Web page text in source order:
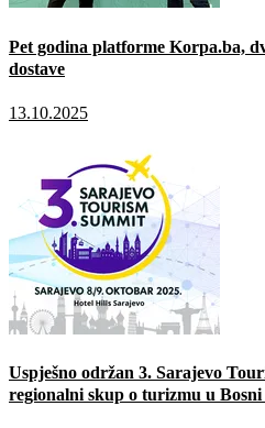
Pet godina platforme Korpa.ba,
dostave
13.10.2025
Uspješno održan 3. Sarajevo
regionalni skup o turizmu u